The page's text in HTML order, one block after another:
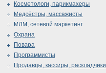
Косметологи, парикмахеры
Медсёстры, массажисты
МЛМ, сетевой маркетинг
Охрана
Повара
Программисты
Продавцы, кассиры, раскладчики